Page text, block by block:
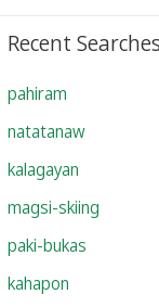
Recent Searches
pahiram
natatanaw
kalagayan
magsi-skiing
paki-bukas
kahapon